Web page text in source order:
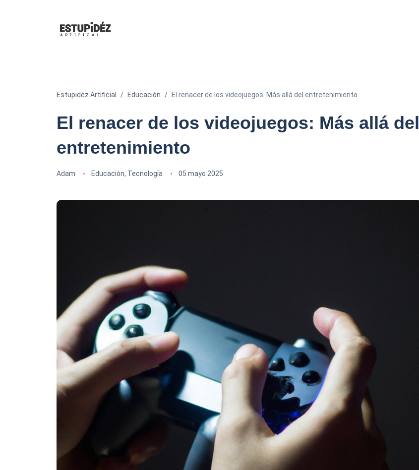
Estupidéz Artificial Educación El renacer de los videojuegos: Más allá del entretenimiento
El renacer de los videojuegos: Más allá del
entretenimiento
Adam Educación, Tecnología 05 mayo 2025